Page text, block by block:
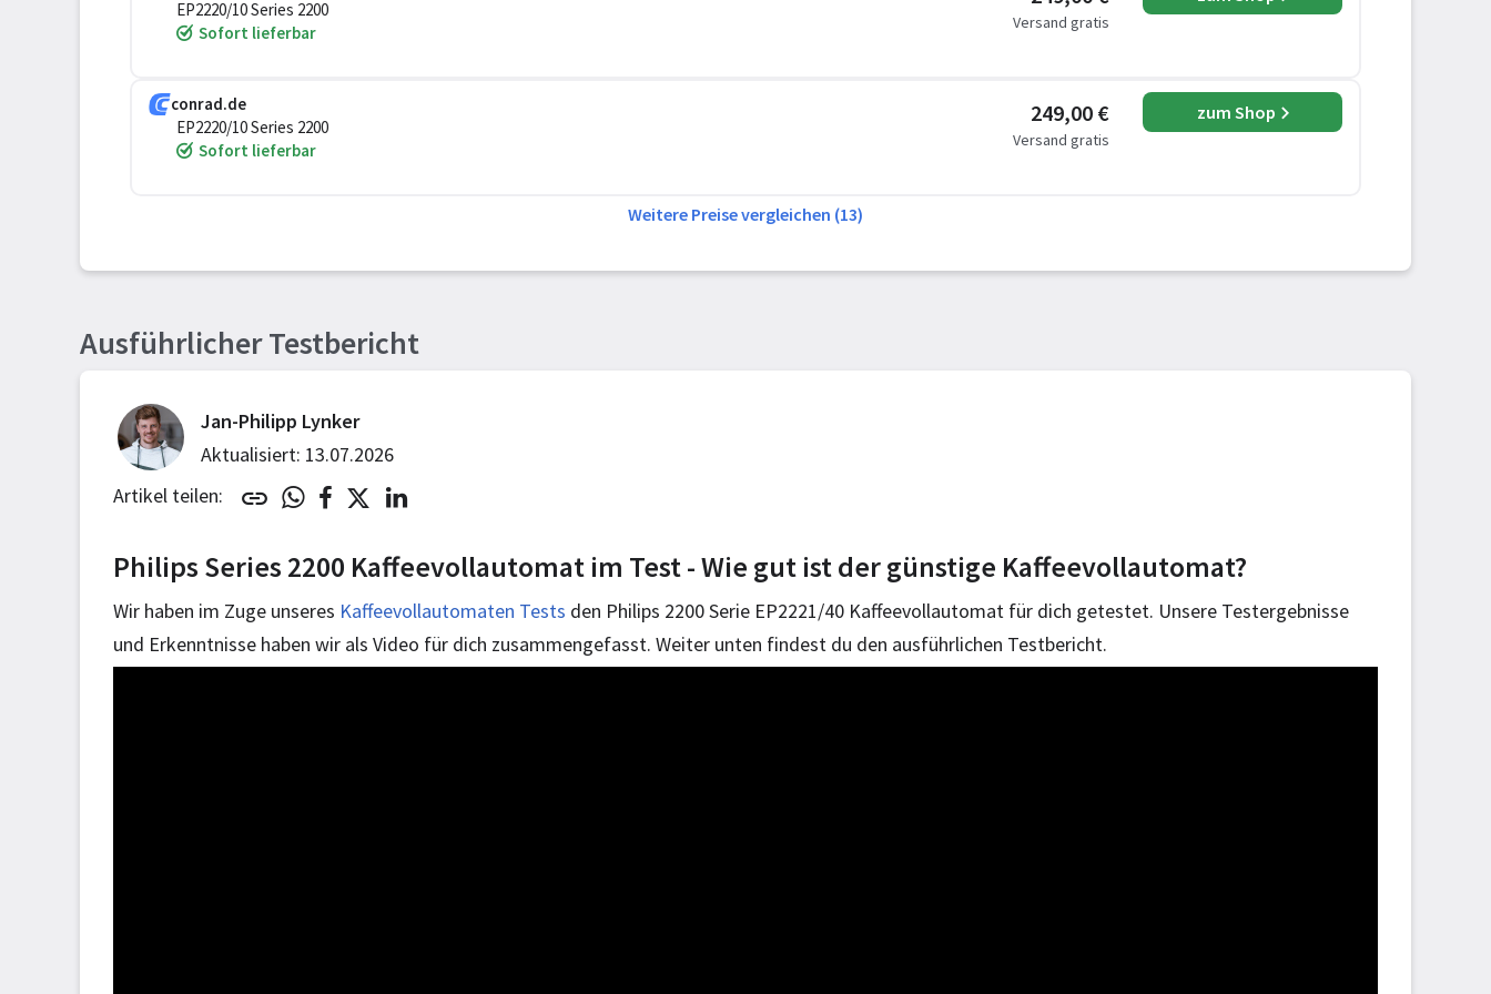
EP2220/10 Series 2200
Sofort lieferbar
Versand gratis
conrad.de
EP2220/10 Series 2200
Sofort lieferbar
249,00 €
Versand gratis
zum Shop
Weitere Preise vergleichen (13)
Ausführlicher Testbericht
Jan-Philipp Lynker
Aktualisiert: 13.07.2026
Artikel teilen:
Philips Series 2200 Kaffeevollautomat im Test - Wie gut ist der günstige Kaffeevollautomat?
Wir haben im Zuge unseres Kaffeevollautomaten Tests den Philips 2200 Serie EP2221/40 Kaffeevollautomat für dich getestet. Unsere Testergebnisse
und Erkenntnisse haben wir als Video für dich zusammengefasst. Weiter unten findest du den ausführlichen Testbericht.